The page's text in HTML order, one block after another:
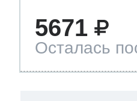
5671
Осталась